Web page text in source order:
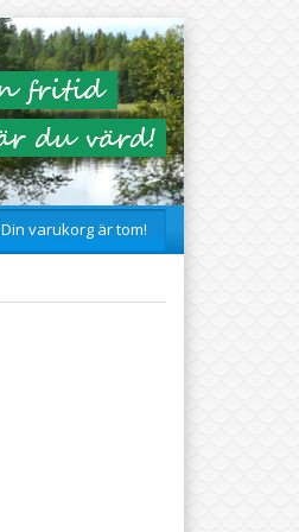
Din varukorg är tom!